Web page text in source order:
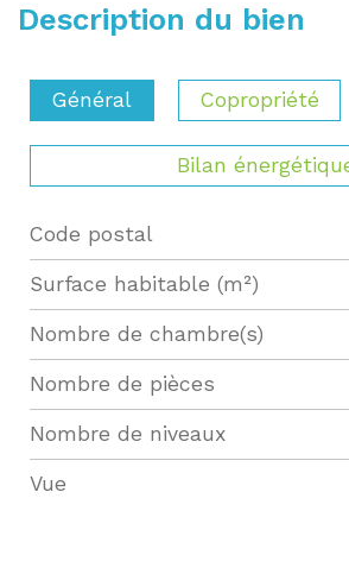
Description du bien
Général Copropriété
Bilan
Label Value
Code postal
Surface habitable (m²)
Nombre de chambre(s)
Nombre de pièces
Nombre de niveaux
Vue